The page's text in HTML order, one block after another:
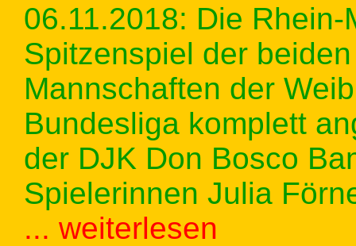
06.11.2018: Die
Spitzenspiel der
Mannschaften der
Bundesliga komplett
der DJK Don Bosco
Spielerinnen Julia
... weiterlesen